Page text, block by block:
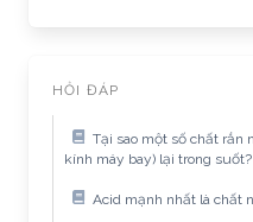
HỎI ĐÁP
Tại sao một số chất rắn
kính máy bay) lại trong suốt?
Acid mạnh nhất là chất